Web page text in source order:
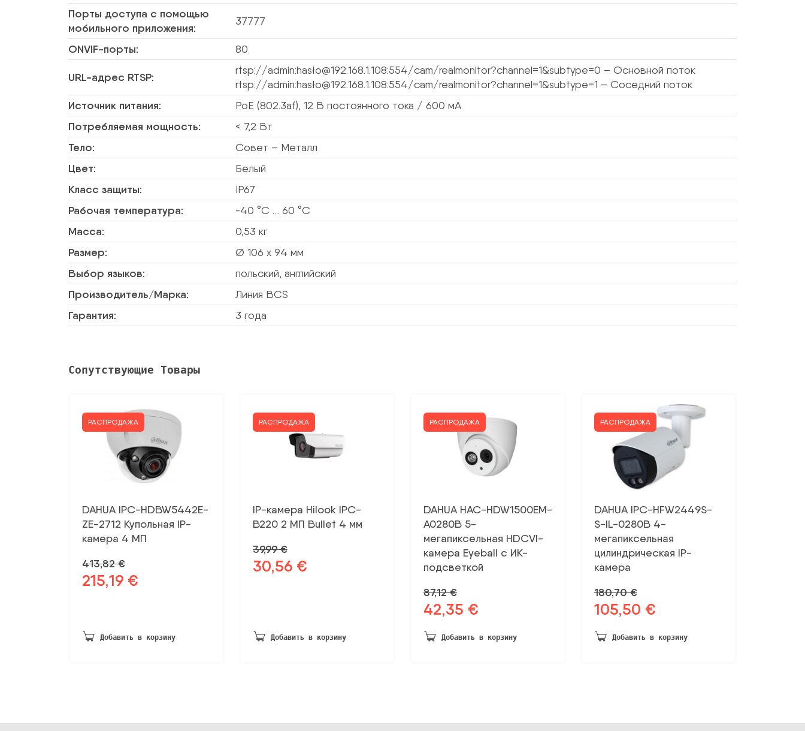
Порты доступа с помощью
мобильного приложения:
37777
ONVIF-порты: 80
URL-адрес RTSP:
rtsp://admin:hasło@192.168.1.108:554/cam/realmonitor?channel=1&subtype=0 – Основной поток
rtsp://admin:hasło@192.168.1.108:554/cam/realmonitor?channel=1&subtype=1 – Соседний поток
Источник питания: PoE (802.3af), 12 В постоянного тока / 600 мА
Потребляемая мощность: < 7,2 Вт
Тело: Совет – Металл
Цвет: Белый
Класс защиты: IP67
Рабочая температура: -40 °C … 60 °C
Масса: 0,53 кг
Размер: Ø 106 x 94 мм
Выбор языков: польский, английский
Производитель/Марка: Линия BCS
Гарантия: 3 года
Сопутствующие Товары
РАСПРОДАЖА
DAHUA IPC-HDBW5442E-
ZE-2712 Купольная IP-
камера 4 МП
413,82€
Первоначальная
215,19 €
Добавить в корзину
РАСПРОДАЖА
IP-камера Hilook IPC-
B220 2 МП Bullet 4 мм
39,99€
Первоначальная
30,56 €
Добавить в корзину
РАСПРОДАЖА
DAHUA HAC-HDW1500EM-
A0280B 5-
мегапиксельная HDCVI-
камера Eyeball с ИК-
подсветкой
87,12€
Первоначальная
была:
42,35 €
42,35 €.
Добавить в корзину
РАСПРОДАЖА
DAHUA IPC-HFW2449S-
S-IL-0280B 4-
мегапиксельная
цилиндрическая IP-
камера
180,70€
Первоначальная
была:
105,50 €
105,50 €.
Добавить в корзину